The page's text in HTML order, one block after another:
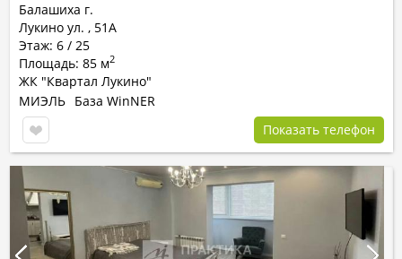
Балашиха г.
Лукино ул. , 51А
Этаж: 6 / 25
Площадь: 85 м2
ЖК "Квартал Лукино"
МИЭЛЬ База WinNER
Показать телефон